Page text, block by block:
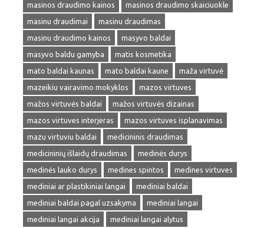
masinos draudimo kainos
masinos draudimo skaiciuokle
masinu draudimai
masinu draudimas
masinu draudimo kainos
masyvo baldai
masyvo baldu gamyba
matis kosmetika
mato baldai kaunas
mato baldai kaune
maža virtuvė
mazeikiu vairavimo mokyklos
mazos virtuves
mažos virtuvės baldai
mažos virtuvės dizainas
mazos virtuves interjeras
mazos virtuves isplanavimas
mazu virtuviu baldai
medicininis draudimas
medicininių išlaidų draudimas
medinės durys
medinės lauko durys
medines spintos
medines virtuves
mediniai ar plastikiniai langai
mediniai baldai
mediniai baldai pagal uzsakyma
mediniai langai
mediniai langai akcija
mediniai langai alytus